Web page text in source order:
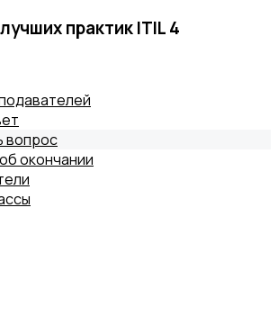
практик ITIL 4
вопрос
окончании